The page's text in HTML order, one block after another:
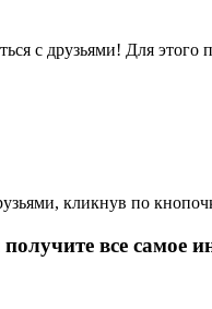
с друзьями! Для
кликнув по
все самое